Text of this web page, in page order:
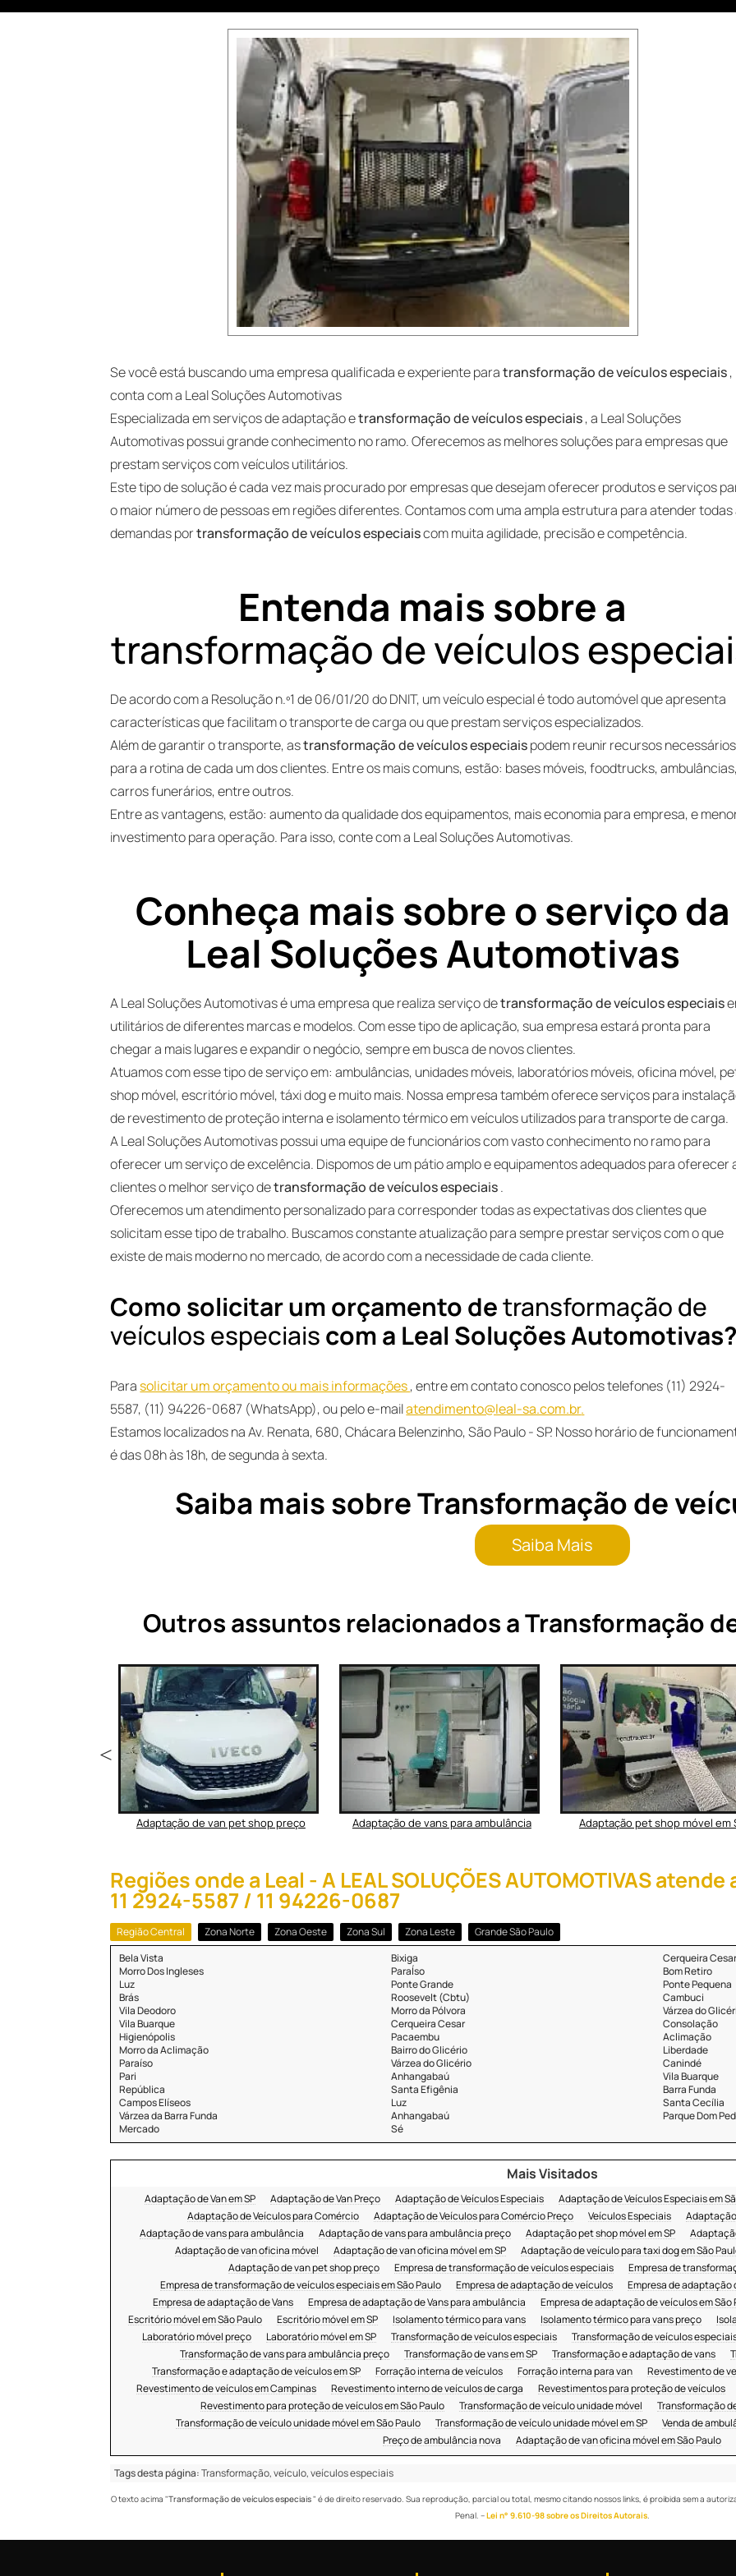
Se você está buscando uma empresa qualificada e experiente paratransformação de veículos especiais,
conta com a Leal Soluções Automotivas
Especializada em serviços de adaptação etransformação de veículos especiais, a Leal Soluções
Automotivas possui grande conhecimento no ramo. Oferecemos as melhores soluções para empresas que
prestam serviços com veículos utilitários.
Este tipo de solução é cada vez mais procurado por empresas que desejam oferecer produtos e serviços
o maior número de pessoas em regiões diferentes. Contamos com uma ampla estrutura para atender todas
demandas portransformação de veículos especiaiscom muita agilidade, precisão e competência.
Entenda mais sobre a
transformação de veículos
De acordo com a Resolução n.º1 de 06/01/20 do DNIT, um veículo especial é todo automóvel que apresenta
características que facilitam o transporte de carga ou que prestam serviços especializados.
Além de garantir o transporte, astransformação de veículos especiaispodem reunir recursos necessários
para a rotina de cada um dos clientes. Entre os mais comuns, estão: bases móveis, foodtrucks, ambulâncias,
carros funerários, entre outros.
Entre as vantagens, estão: aumento da qualidade dos equipamentos, mais economia para empresa, e
investimento para operação. Para isso, conte com a Leal Soluções Automotivas.
Conheça mais sobre o serviço da
Leal Soluções Automotivas
A Leal Soluções Automotivas é uma empresa que realiza serviço detransformação de veículos especiais
utilitários de diferentes marcas e modelos. Com esse tipo de aplicação, sua empresa estará pronta para
chegar a mais lugares e expandir o negócio, sempre em busca de novos clientes.
Atuamos com esse tipo de serviço em: ambulâncias, unidades móveis, laboratórios móveis, oficina móvel,
shop móvel, escritório móvel, táxi dog e muito mais. Nossa empresa também oferece serviços para
de revestimento de proteção interna e isolamento térmico em veículos utilizados para transporte de carga.
A Leal Soluções Automotivas possui uma equipe de funcionários com vasto conhecimento no ramo para
oferecer um serviço de excelência. Dispomos de um pátio amplo e equipamentos adequados para oferecer
clientes o melhor serviço detransformação de veículos especiais.
Oferecemos um atendimento personalizado para corresponder todas as expectativas dos clientes que
solicitam esse tipo de trabalho. Buscamos constante atualização para sempre prestar serviços com o que
existe de mais moderno no mercado, de acordo com a necessidade de cada cliente.
Como solicitar um orçamento detransformação de
veículos especiaiscom a Leal Soluções Automotivas?
Para solicitar um orçamento ou mais informações, entre em contato conosco pelos telefones (11) 2924-
5587, (11) 94226-0687 (WhatsApp), ou pelo e-mailatendimento@leal-sa.com.br.
Estamos localizados na Av. Renata, 680, Chácara Belenzinho, São Paulo - SP. Nosso horário de
é das 08h às 18h, de segunda à sexta.
Saiba mais sobre Transformação de
Saiba Mais
Outros assuntos relacionados a Transformação
Adaptação de van pet shop preço Adaptação de vans para ambulância Adaptação pet shop móvel em
Regiões onde a Leal - A LEAL SOLUÇÕES AUTOMOTIVAS
11 2924-5587 / 11 94226-0687
Região Central Zona Norte Zona Oeste Zona Sul Zona Leste
Grande São Paulo
Bela Vista
Bixiga
Cerqueira Cesar
Morro Dos Ingleses
ParaÍso
Bom Retiro
Luz
Ponte Grande
Ponte Pequena
Brás
Roosevelt (Cbtu)
Cambuci
Vila Deodoro
Morro da Pólvora
Várzea do
Vila Buarque
Cerqueira Cesar
Consolação
Higienópolis
Pacaembu
Aclimação
Morro da Aclimação
Bairro do Glicério
Liberdade
Paraíso
Várzea do Glicério
Canindé
Pari
Anhangabaú
Vila Buarque
República
Santa Efigênia
Barra Funda
Campos Elíseos
Luz
Santa Cecília
Várzea da Barra Funda
Anhangabaú
Parque Dom
Mercado
Sé
Mais Visitados
Adaptação de Van em SP Adaptação de Van Preço Adaptação de Veículos Especiais Adaptação de Veículos Especiais em
Adaptação de Veículos para Comércio
Adaptação de Veículos para Comércio Preço Veículos Especiais
Adaptação de vans para ambulância
Adaptação de vans para ambulância preço Adaptação pet shop móvel em SP
Adaptação de van oficina móvel
Adaptação de van oficina móvel em SP Adaptação de veículo para taxi dog em São
Adaptação de van pet shop preço
Empresa de transformação de veículos especiais
Empresa de
Empresa de transformação de veículos especiais em São Paulo
Empresa de adaptação de veículos Empresa de adaptação
Empresa de adaptação de Vans
Empresa de adaptação de Vans para ambulância Empresa de adaptação de veículos em São
Escritório móvel em São Paulo
Escritório móvel em SP Isolamento térmico para vans Isolamento térmico para vans preço
Laboratório móvel preço
Laboratório móvel em SP Transformação de veículos especiais Transformação de veículos
Transformação de vans para ambulância preço
Transformação de vans em SP Transformação e adaptação de vans
Transformação e adaptação de veículos em SP
Forração interna de veículos Forração interna para van Revestimento de
Revestimento de veículos em Campinas
Revestimento interno de veículos de carga Revestimentos para proteção de veículos
Revestimento para proteção de veículos em São Paulo
Transformação de veículo unidade móvel
Transformação
Transformação de veículo unidade móvel em São Paulo
Transformação de veículo unidade móvel em SP Venda de
Preço de ambulância nova
Adaptação de van oficina móvel em São Paulo
Tags desta página:Transformação, veículo, veículos especiais
O texto acima "Transformação de veículos especiais" é de direito reservado. Sua reprodução, parcial ou total, mesmo citando nossos links, é proibida sem a
Penal. –Lei n° 9.610-98 sobre os Direitos Autorais.